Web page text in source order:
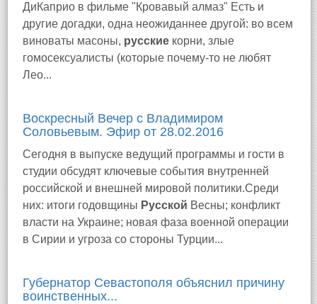
ДиКаприо в фильме "Кровавый алмаз" Есть и
другие догадки, одна неожиданнее другой: во всем
виноваты масоны, русские корни, злые
гомосексуалисты (которые почему-то не любят
Лео...
Воскресный Вечер с Владимиром
Соловьевым. Эфир от 28.02.2016
Сегодня в выпуске ведущий программы и гости в
студии обсудят ключевые события внутренней
российской и внешней мировой политики.Среди
них: итоги годовщины Русской Весны; конфликт
власти на Украине; новая фаза военной операции
в Сирии и угроза со стороны Турции...
Губернатор Севастополя объяснил причину
воинственных...